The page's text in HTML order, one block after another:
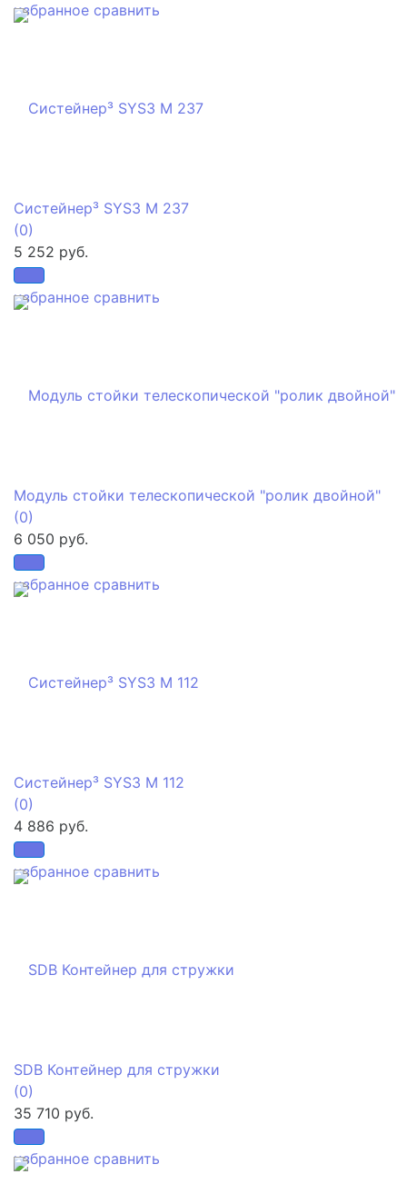
избранное сравнить
избранное сравнить
Систейнер³ SYS3 M 237
(0)
5 252 руб.
избранное сравнить
Модуль стойки телескопической "ролик двойной"
(0)
6 050 руб.
избранное сравнить
Систейнер³ SYS3 M 112
(0)
4 886 руб.
избранное сравнить
SDB Контейнер для стружки
(0)
35 710 руб.